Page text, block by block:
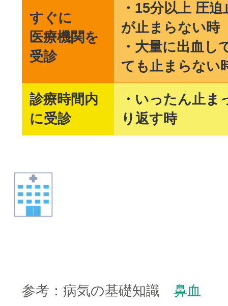
すぐに
医療機関を
受診
・15分以上 圧
が止まらない時
・大量に出血し
ても止まらない
診療時間内
に受診
・いったん止ま
り返す時
参考：病気の基礎知識 鼻血